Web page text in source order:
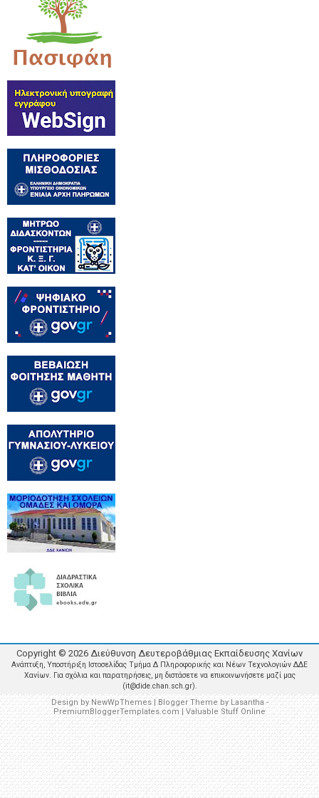
Copyright © 2026 Διεύθυνση Δευτεροβάθμιας Εκπαίδευσης Χανίων
Ανάπτυξη, Υποστήριξη Ιστοσελίδας Τμήμα Δ Πληροφορικής και Νέων Τεχνολογιών ΔΔΕ
Χανίων. Για σχόλια και παρατηρήσεις, μη διστάσετε να επικοινωνήσετε μαζί μας
(it@dide.chan.sch.gr).
Design byNewWpThemes| Blogger Theme byLasantha-
PremiumBloggerTemplates.com |Valuable Stuff Online